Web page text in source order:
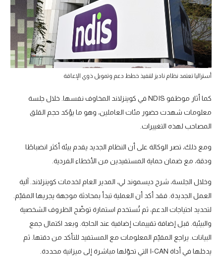
أستراليا تعتمد نظام ناديز لتنفيذ خطط دعم وتمويل ذوي الإعاقة
كما أثار موظفو NDIS في كوينزلاند المخاوف نفسها. خلال جلسة
معلومات شهدت حضور مئات العاملين، وهو ما يؤكد حجم القلق
المصاحب لهذه التغييرات.
ومع ذلك، تصر الوكالة على أن النظام الجديد يقدم بيئة أكثر انضباطًا
ودقة، مع ضمان حماية المستفيدين من الأخطاء الفردية.
وخلال الجلسة، شرح ديسموند لي، المدير العام لخدمات كوينزلاند. آلية
العمل الجديدة. فقد أكد أن العملية تبدأ بمحادثة موجهة يجريها المقيّم.
لتحديد احتياجات الدعم، ثم تُستخدم استمارة توضّح الظروف الشخصية
والبيئية. قبل إضافة تقييمات إضافية عند الحاجة. وبعد اكتمال جمع
البيانات. يراجع المقيّم المعلومات مع المستفيد للتأكد من دقتها. ثم
يدخلها في أداة I-CAN التي تحوّلها مباشرة إلى ميزانية محددة.